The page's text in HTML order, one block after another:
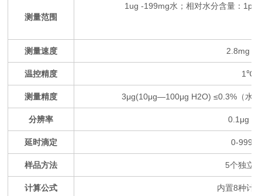
测量范围
1ug -199mg水；相对水分含量：
测量速度 2.8mg
温控精度 1℃
测量精度 3μg(10μg—100μg H2O) ≤0.3%（水
分辨率 0.1μg
延时滴定 0-9999
样品方法 5个独立
计算公式 内置8种计